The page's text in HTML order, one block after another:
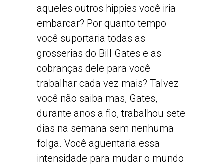
aqueles outros hippies você iria
embarcar? Por quanto tempo
você suportaria todas as
grosserias do Bill Gates e as
cobranças dele para você
trabalhar cada vez mais? Talvez
você não saiba mas, Gates,
durante anos a fio, trabalhou sete
dias na semana sem nenhuma
folga. Você aguentaria essa
intensidade para mudar o mundo